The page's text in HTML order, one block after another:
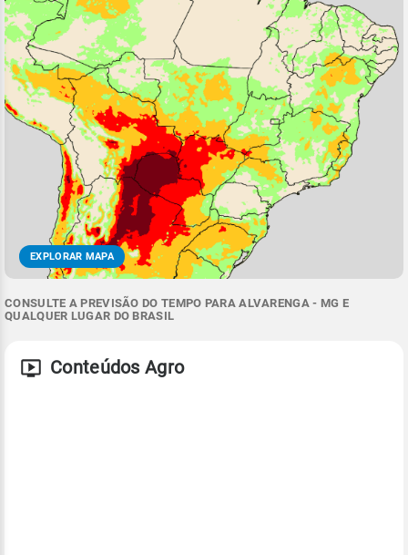
EXPLORAR MAPA
CONSULTE A PREVISÃO DO TEMPO PARA ALVARENGA - MG E
QUALQUER LUGAR DO BRASIL
Conteúdos Agro